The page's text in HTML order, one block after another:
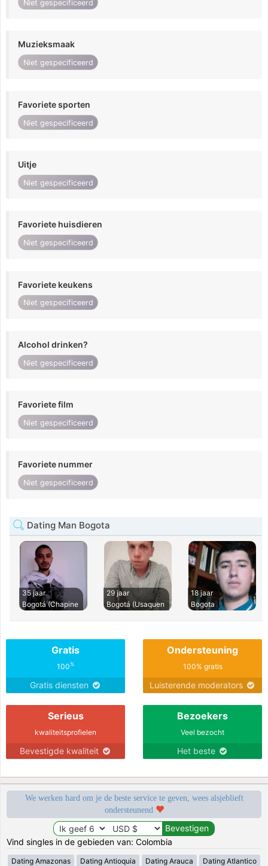
Niet gespecificeerd
Muzieksmaak
Niet gespecificeerd
Favoriete sporten
Niet gespecificeerd
Uitje
Niet gespecificeerd
Favoriete huisdieren
Niet gespecificeerd
Favoriete keukens
Niet gespecificeerd
Alcohol drinken?
Niet gespecificeerd
Favoriete film
Niet gespecificeerd
Favoriete nummer
Niet gespecificeerd
Dating Man Bogota
35 jaar
Bogotá (Chapine
29 jaar
Bogotá (Usaquen
18 jaar
Bogota
Gratis
100%
Gratis diensten
Ondersteuning
100% gratis
Luisterende moderators
Serieus
kwaliteitsprofielen
Bevestigde kwaliteit
Bezoekers
Veel bezocht
Het beste
We werken hard om je de beste service te geven, wees alsjeblieft
ondersteunend
Vind singles in de gebieden van: Colombia
Dating Amazonas Dating Antioquia Dating Arauca Dating Atlantico